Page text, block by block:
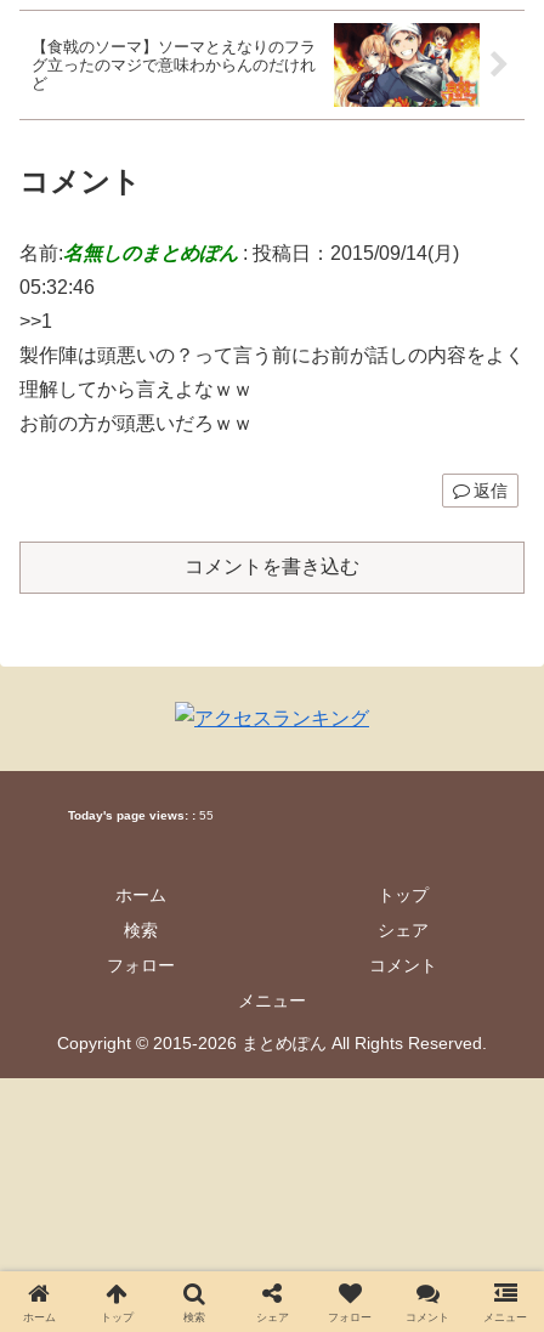
【食戟のソーマ】ソーマとえなりのフラ
グ立ったのマジで意味わからんのだけれ
ど
コメント
名前:名無しのまとめぽん : 投稿日：2015/09/14(月)
05:32:46
>>1
製作陣は頭悪いの？って言う前にお前が話しの内容をよく
理解してから言えよなｗｗ
お前の方が頭悪いだろｗｗ
返信
コメントを書き込む
Today's page views: : 55
ホーム
トップ
検索
シェア
フォロー
コメント
メニュー
Copyright © 2015-2026 まとめぽん All Rights Reserved.
ホーム トップ 検索 シェア フォロー コメント メニュー